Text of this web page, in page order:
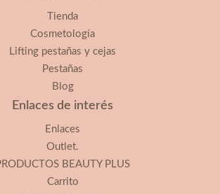
Tienda
Cosmetología
Lifting pestañas y cejas
Pestañas
Blog
Enlaces de interés
Enlaces
Outlet.
BEAUTY PLUS
Carrito